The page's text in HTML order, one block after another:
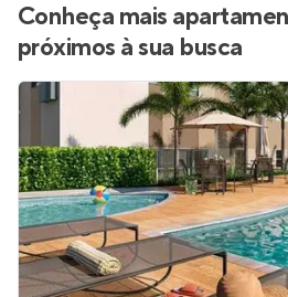
Conheça mais
próximos à sua busca